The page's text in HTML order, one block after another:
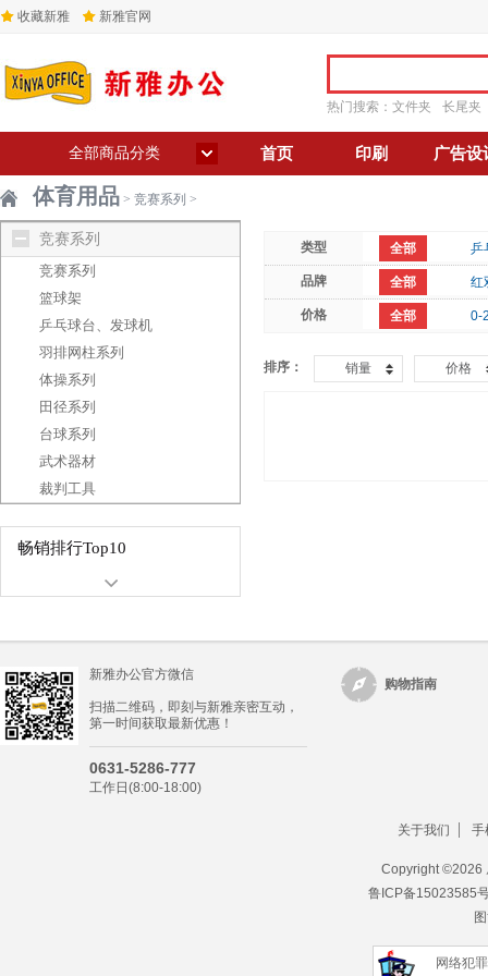
收藏新雅 新雅官网
热门搜索： 文件夹 长尾夹
全部商品分类 首页 印刷 广告设
体育用品 > 竞赛系列 >
竞赛系列
竞赛系列
篮球架
乒乓球台、发球机
羽排网柱系列
体操系列
田径系列
台球系列
武术器材
裁判工具
畅销排行Top10
类型 全部 乒
品牌 全部 红
价格 全部 0-
排序： 销量 价格
新雅办公官方微信
扫描二维码，即刻与新雅亲密互动，
第一时间获取最新优惠！
0631-5286-777
工作日(8:00-18:00)
购物指南
关于我们 手
Copyright ©2026
鲁ICP备15023585
网络犯罪